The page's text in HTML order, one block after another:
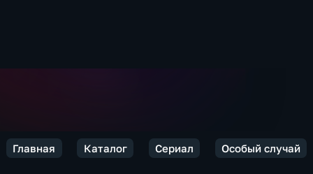
Главная Каталог Сериал Особый случай